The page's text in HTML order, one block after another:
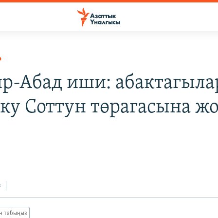
Абад иши:
Соттун төрагасына
табыңыз